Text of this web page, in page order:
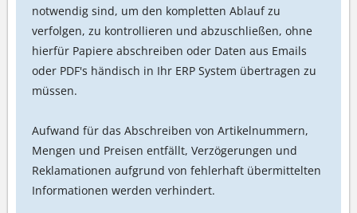
notwendig sind, um den kompletten Ablauf zu
verfolgen, zu kontrollieren und abzuschließen, ohne
hierfür Papiere abschreiben oder Daten aus Emails
oder PDF's händisch in Ihr ERP System übertragen zu
müssen.
Aufwand für das Abschreiben von Artikelnummern,
Mengen und Preisen entfällt, Verzögerungen und
Reklamationen aufgrund von fehlerhaft übermittelten
Informationen werden verhindert.